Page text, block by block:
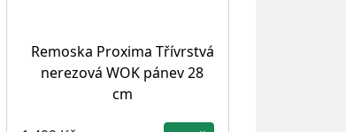
Remoska Proxima Třívrstvá
nerezová WOK pánev 28
cm